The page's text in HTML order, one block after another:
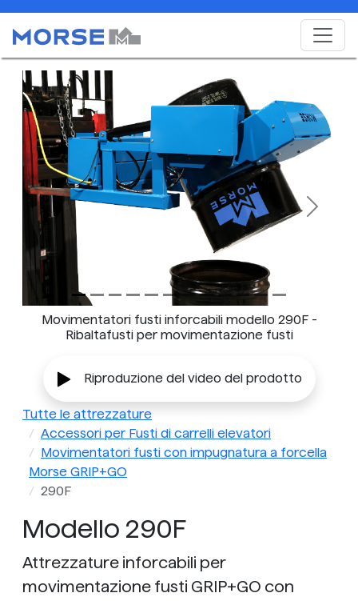
Movimentatori fusti inforcabili modello 290F -
Ribaltafusti per movimentazione fusti
Previous Next
Riproduzione del video del prodotto
Tutte le attrezzature
Accessori per Fusti di carrelli elevatori
Movimentatori fusti con impugnatura a forcella
Morse GRIP+GO
290F
Modello 290F
Attrezzature inforcabili per
movimentazione fusti GRIP+GO con